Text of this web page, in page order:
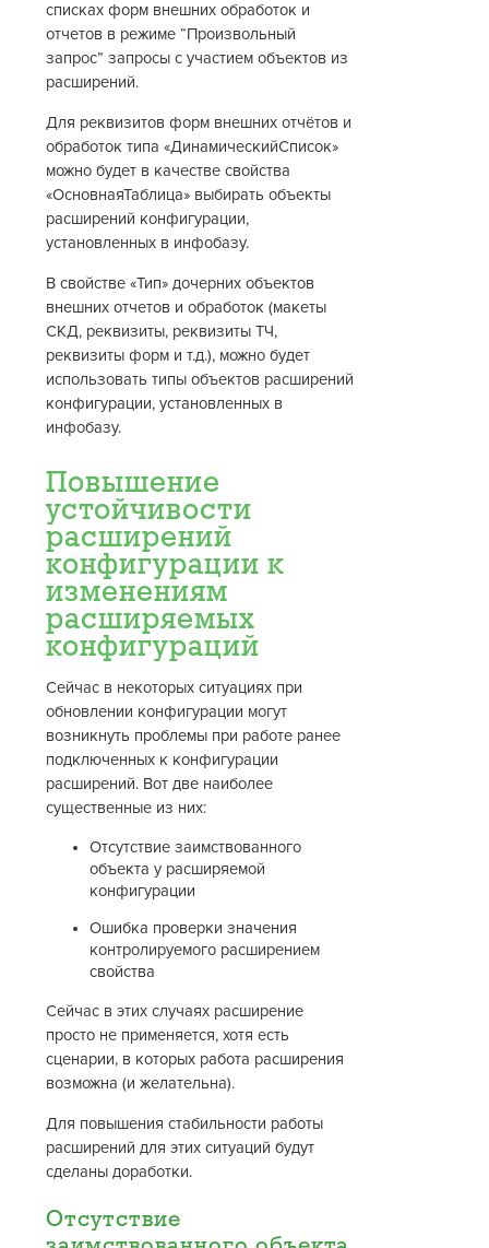
списках форм внешних обработок и
отчетов в режиме “Произвольный
запрос” запросы с участием объектов из
расширений.
Для реквизитов форм внешних отчётов и
обработок типа «ДинамическийСписок»
можно будет в качестве свойства
«ОсновнаяТаблица» выбирать объекты
расширений конфигурации,
установленных в инфобазу.
В свойстве «Тип» дочерних объектов
внешних отчетов и обработок (макеты
СКД, реквизиты, реквизиты ТЧ,
реквизиты форм и т.д.), можно будет
использовать типы объектов расширений
конфигурации, установленных в
инфобазу.
Повышение
устойчивости
расширений
конфигурации к
изменениям
расширяемых
конфигураций
Сейчас в некоторых ситуациях при
обновлении конфигурации могут
возникнуть проблемы при работе ранее
подключенных к конфигурации
расширений. Вот две наиболее
существенные из них:
Отсутствие заимствованного
объекта у расширяемой
конфигурации
Ошибка проверки значения
контролируемого расширением
свойства
Сейчас в этих случаях расширение
просто не применяется, хотя есть
сценарии, в которых работа расширения
возможна (и желательна).
Для повышения стабильности работы
расширений для этих ситуаций будут
сделаны доработки.
Отсутствие